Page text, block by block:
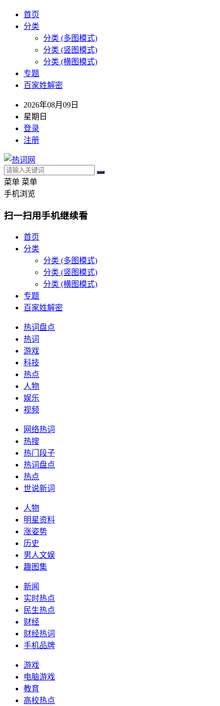
首页
分类
分类 (多图模式)
分类 (竖图模式)
分类 (横图模式)
专题
百家姓解密
2026年08月09日
星期日
登录
注册
菜单 菜单
手机浏览
扫一扫用手机继续看
首页
分类
分类 (多图模式)
分类 (竖图模式)
分类 (横图模式)
专题
百家姓解密
热词盘点
热词
游戏
科技
热点
人物
娱乐
视频
网络热词
热搜
热门段子
热词盘点
热点
世说新词
人物
明星资料
涨姿势
历史
男人文娱
趣图集
新闻
实时热点
民生热点
财经
财经热词
手机品牌
游戏
电脑游戏
教育
高校热点